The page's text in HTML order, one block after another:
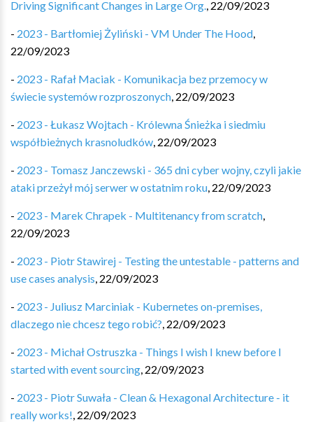
Driving Significant Changes in Large Org., 22/09/2023
- 2023 - Bartłomiej Żyliński - VM Under The Hood,
22/09/2023
- 2023 - Rafał Maciak - Komunikacja bez przemocy w
świecie systemów rozproszonych, 22/09/2023
- 2023 - Łukasz Wojtach - Królewna Śnieżka i siedmiu
współbieżnych krasnoludków, 22/09/2023
- 2023 - Tomasz Janczewski - 365 dni cyber wojny, czyli jakie
ataki przeżył mój serwer w ostatnim roku, 22/09/2023
- 2023 - Marek Chrapek - Multitenancy from scratch,
22/09/2023
- 2023 - Piotr Stawirej - Testing the untestable - patterns and
use cases analysis, 22/09/2023
- 2023 - Juliusz Marciniak - Kubernetes on-premises,
dlaczego nie chcesz tego robić?, 22/09/2023
- 2023 - Michał Ostruszka - Things I wish I knew before I
started with event sourcing, 22/09/2023
- 2023 - Piotr Suwała - Clean & Hexagonal Architecture - it
really works!, 22/09/2023